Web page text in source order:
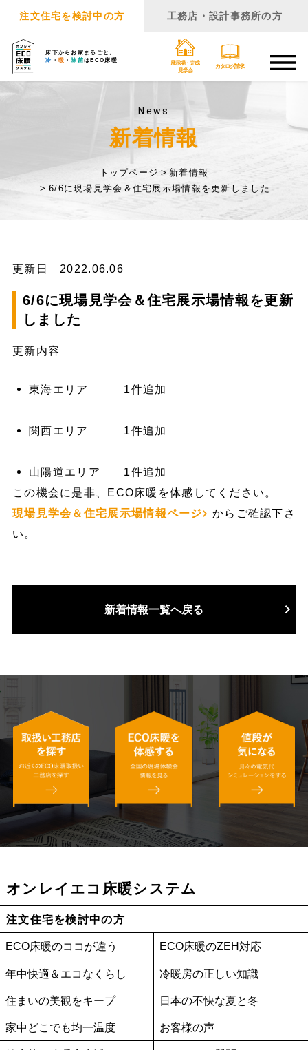
床下からお家まるごと。
冷 ・ 暖 ・ 除菌はECO床暖
展示場・完成
見学会
カタログ請求
注文住宅を検討中の方 工務店・設計事務所の方
News
新着情報
トップページ
新着情報
6/6に現場見学会＆住宅展示場情報を更新しました
更新日 2022.06.06
6/6に現場見学会＆住宅展示場情報を更新
しました
更新内容
東海エリア 1件追加
関西エリア 1件追加
山陽道エリア 1件追加
この機会に是非、ECO床暖を体感してください。
現場見学会＆住宅展示場情報ページ
からご確認下さ
い。
新着情報一覧へ戻る
オンレイエコ床暖システム
注文住宅を検討中の方
ECO床暖のココが違う
年中快適＆エコなくらし
住まいの美観をキープ
家中どこでも均一温度
ECO床暖のZEH対応
冷暖房の正しい知識
日本の不快な夏と冬
お客様の声